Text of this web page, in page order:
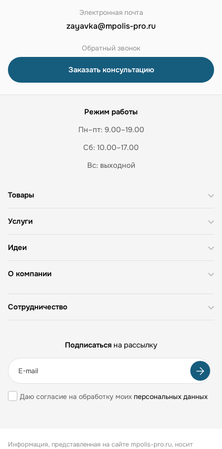
Электронная почта
zayavka@mpolis-pro.ru
Обратный звонок
Заказать консультацию
Режим работы
Пн–пт: 9.00–19.00
Сб: 10.00–17.00
Вс: выходной
О компании
Товары
Услуги
Идеи
Сотрудничество
Подписаться на рассылку
Даю согласие на обработку моих персональных данных
Информация, представленная на сайте mpolis-pro.ru, носит